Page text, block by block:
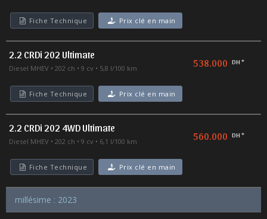
Fiche Technique Prix clé en main
2.2 CRDi 202 Ultimate
Diesel MHEV 202 ch 9 cv 5,8 l/100 km 538.000 DH *
Fiche Technique Prix clé en main
2.2 CRDi 202 4WD Ultimate
Diesel MHEV 202 ch 9 cv 6,1 l/100 km 560.000 DH *
Fiche Technique Prix clé en main
millésime : 2023